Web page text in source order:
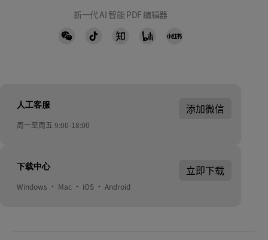
新一代 AI 智能 PDF 编辑器
人工客服
周一至周五 9:00-18:00
添加微信
下载中心
Windows · Mac · iOS · Android
立即下载